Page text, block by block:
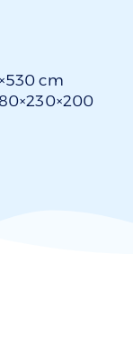
cm
230×200